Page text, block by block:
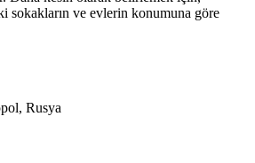
sokakların ve evlerin konumuna göre
Rusya